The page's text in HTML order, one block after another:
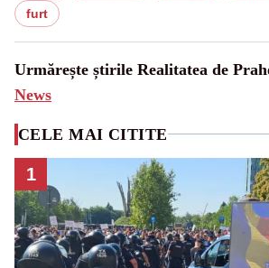
furt
Urmărește știrile Realitatea de
News
CELE MAI CITITE
1